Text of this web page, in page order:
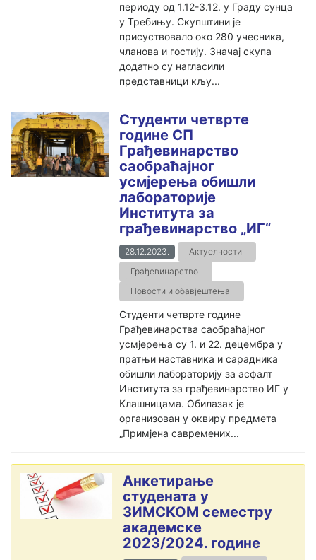
периоду од 1.12-3.12. у Граду сунца
у Требињу. Скупштини је
присуствовало око 280 учесника,
чланова и гостију. Значај скупа
додатно су нагласили
представници кљу...
Студенти четврте
године СП
Грађевинарство
саобраћајног
усмјерења обишли
лабораторије
Института за
грађевинарство „ИГ“
28.12.2023.
Актуелности
Грађевинарство
Новости и обавјештења
Студенти четврте године
Грађевинарства саобраћајног
усмјерења су 1. и 22. децембра у
пратњи наставника и сарадника
обишли лабораторију за асфалт
Института за грађевинарство ИГ у
Клашницама. Обилазак је
организован у оквиру предмета
„Примјена савремених...
Анкетирање
студената у
ЗИМСКОМ семестру
академске
2023/2024. године